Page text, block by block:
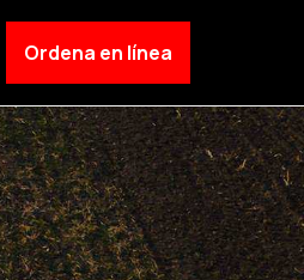
Ordena en línea